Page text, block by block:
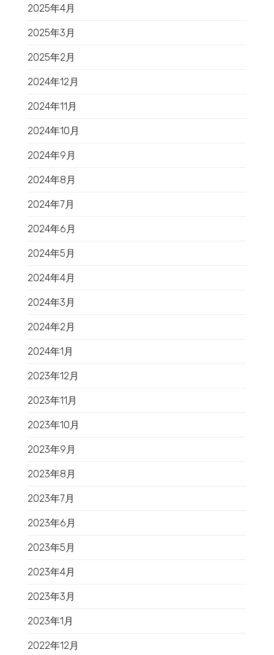
2025年4月
2025年3月
2025年2月
2024年12月
2024年11月
2024年10月
2024年9月
2024年8月
2024年7月
2024年6月
2024年5月
2024年4月
2024年3月
2024年2月
2024年1月
2023年12月
2023年11月
2023年10月
2023年9月
2023年8月
2023年7月
2023年6月
2023年5月
2023年4月
2023年3月
2023年1月
2022年12月